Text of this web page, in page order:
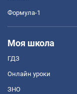
Формула-1
Моя школа
ГДЗ
Онлайн уроки
ЗНО